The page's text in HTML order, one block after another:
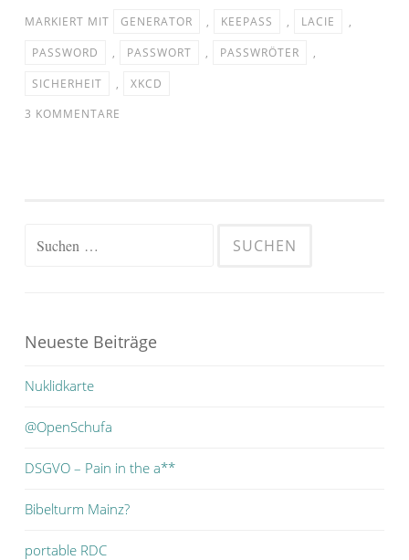
MARKIERT MIT
GENERATOR , KEEPASS , LACIE
,
PASSWORD
, PASSWORT , PASSWRÖTER
,
SICHERHEIT
,
XKCD
3 KOMMENTARE
Suchen
Neueste Beiträge
Nuklidkarte
@OpenSchufa
DSGVO – Pain in the a**
Bibelturm Mainz?
portable RDC